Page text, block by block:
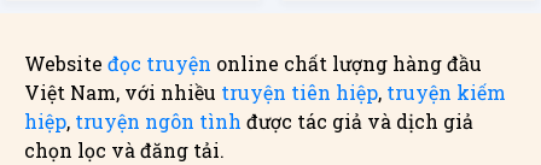
Website đọc truyện online chất lượng hàng đầu
Việt Nam, với nhiều truyện tiên hiệp, truyện kiếm
hiệp, truyện ngôn tình được tác giả và dịch giả
chọn lọc và đăng tải.